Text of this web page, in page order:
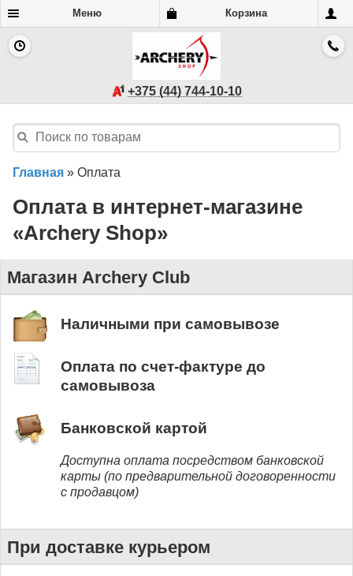
Меню Корзина
+375 (44) 744-10-10
Главная » Оплата
Оплата в интернет-магазине
«Archery Shop»
Магазин Archery Club
Наличными при самовывозе
Оплата по счет-фактуре до
самовывоза
Банковской картой
Доступна оплата посредством банковской
карты (по предварительной договоренности
с продавцом)
При доставке курьером